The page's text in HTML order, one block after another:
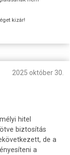
kizár!
2025 október 30.
hitel
biztosítás
de a
a